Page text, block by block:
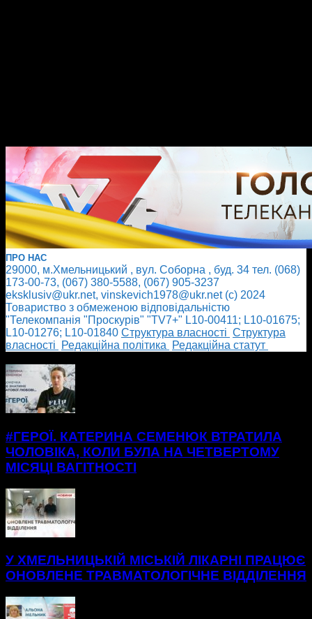
ПРО НАС
29000, м.Хмельницький , вул. Соборна , буд. 34 тел. (068)
173-00-73, (067) 380-5588, (067) 905-3237
eksklusiv@ukr.net, vinskevich1978@ukr.net (с) 2024
Товариство з обмеженою відповідальністю
"Телекомпанія "Проскурів" "TV7+" L10-00411; L10-01675;
L10-01276; L10-01840 Cтруктура власності Cтруктура
власності
Редакційна політика
Редакційна статут
#ГЕРОЇ. КАТЕРИНА СЕМЕНЮК ВТРАТИЛА
ЧОЛОВІКА, КОЛИ БУЛА НА ЧЕТВЕРТОМУ
МІСЯЦІ ВАГІТНОСТІ
У ХМЕЛЬНИЦЬКІЙ МІСЬКІЙ ЛІКАРНІ ПРАЦЮЄ
ОНОВЛЕНЕ ТРАВМАТОЛОГІЧНЕ ВІДДІЛЕННЯ